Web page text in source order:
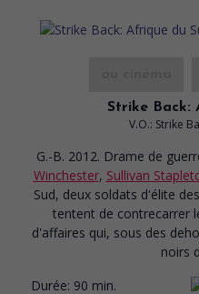
Strike Back:
V.O.: Strike
G.-B. 2012. Drame de
Winchester, Sullivan
Sud, deux soldats d'élite
tentent de contrecarrer
d'affaires qui, sous des
noirs
Durée: 90 min.